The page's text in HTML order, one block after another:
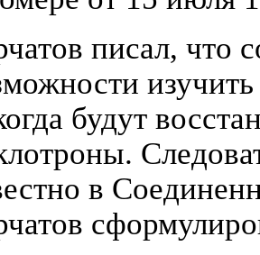
писал, что
будут
в